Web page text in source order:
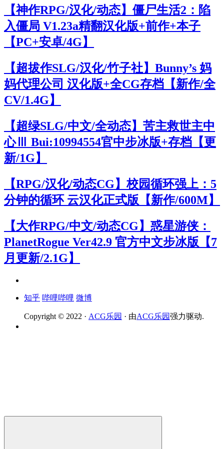
【神作RPG/汉化/动态】僵尸生活2：陷
入僵局 V1.23a精翻汉化版+前作+本子
【PC+安卓/4G】
【超拔作SLG/汉化/竹子社】Bunny’s 妈
妈代理公司 汉化版+全CG存档【新作/全
CV/1.4G】
【超绿SLG/中文/全动态】苦主救世主中
心Ⅲ Bui:10994554官中步冰版+存档【更
新/1G】
【RPG/汉化/动态CG】校园循环强上：5
分钟的循环 云汉化正式版【新作/600M】
【大作RPG/中文/动态CG】惑星游侠：
PlanetRogue Ver42.9 官方中文步冰版【7
月更新/2.1G】
知乎 哔哩哔哩 微博
Copyright © 2022 · ACG乐园 · 由ACG乐园强力驱动.